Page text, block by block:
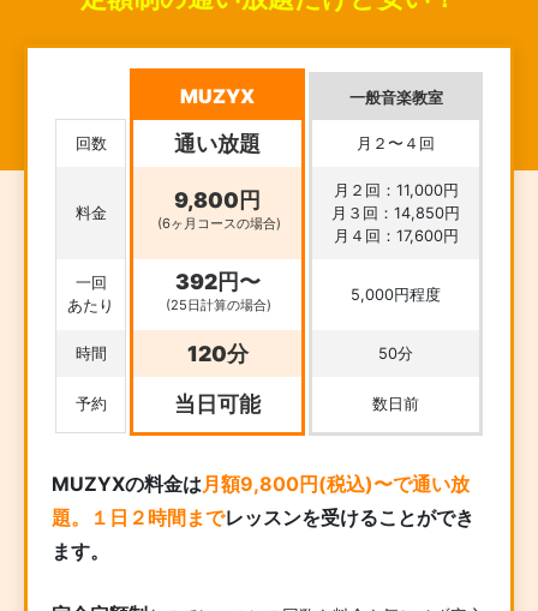
MUZYX 一般音楽教室
回数 通い放題 月２〜４回
料金
9,800円
(6ヶ月コースの場合)
月２回：11,000円
月３回：14,850円
月４回：17,600円
一回
あたり
392円〜
(25日計算の場合)
5,000円程度
時間 120分 50分
予約 当日可能 数日前
MUZYXの料金は 月額9,800円(税込)〜で通い放
題。１日２時間までレッスンを受けることができ
ます。